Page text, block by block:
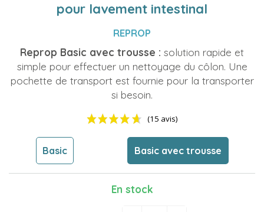
pour lavement intestinal
REPROP
Reprop Basic avec trousse : solution rapide et
simple pour effectuer un nettoyage du côlon. Une
pochette de transport est fournie pour la transporter
si besoin.
Basic Basic avec trousse
En stock